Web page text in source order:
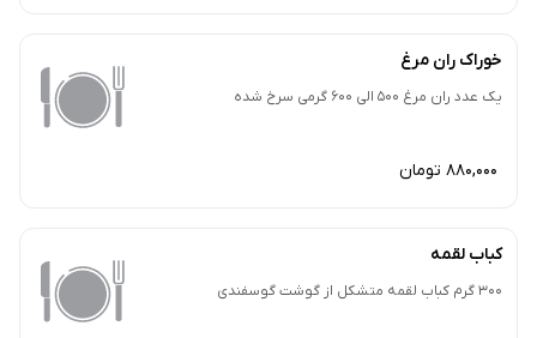
خوراک ران مرغ
یک عدد ران مرغ 500 الی 600 گرمی سرخ شده
880,000 تومان
کباب لقمه
300 گرم کباب لقمه متشکل از گوشت گوسفندی